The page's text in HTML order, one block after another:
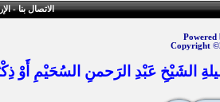
الاتصال بنا-
Powered
Copyright
الشَيْخِ عَبْدِ الرَحمنِ السُحَيْمِ أَوْ